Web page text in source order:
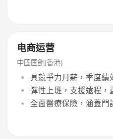
电商运营
中國国鲍(香港)
具競爭力月薪，季度績
彈性上班，支援遠程，
全面醫療保險，涵蓋門